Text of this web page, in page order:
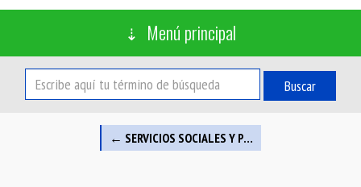
Menú principal
Buscar
← SERVICIOS SOCIALES Y PROMOCIÓN SOCIAL